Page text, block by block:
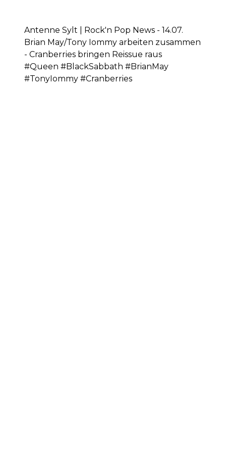
Antenne Sylt | Rock'n Pop News - 14.07.
Brian May/Tony Iommy arbeiten zusammen
- Cranberries bringen Reissue raus
#Queen #BlackSabbath #BrianMay
#TonyIommy #Cranberries